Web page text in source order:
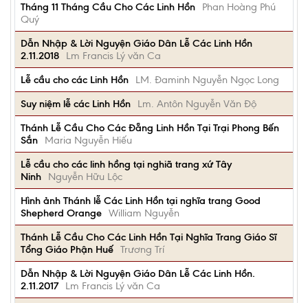
Tháng 11 Tháng Cầu Cho Các Linh Hồn
Phan Hoàng Phú
Quý
Dẫn Nhập & Lời Nguyện Giáo Dân Lễ Các Linh Hồn
2.11.2018
Lm Francis Lý văn Ca
Lễ cầu cho các Linh Hồn
LM. Đaminh Nguyễn Ngọc Long
Suy niệm lễ các Linh Hồn
Lm. Antôn Nguyễn Văn Độ
Thánh Lễ Cầu Cho Các Đẵng Linh Hồn Tại Trại Phong Bến
Sắn
Maria Nguyễn Hiếu
Lễ cầu cho các linh hồng tại nghiã trang xứ Tây
Ninh
Nguyễn Hữu Lộc
Hình ảnh Thánh lễ Các Linh Hồn tại nghĩa trang Good
Shepherd Orange William Nguyễn
Thánh Lễ Cầu Cho Các Linh Hồn Tại Nghĩa Trang Giáo Sĩ
Tổng Giáo Phận Huế Trương Trí
Dẫn Nhập & Lời Nguyện Giáo Dân Lễ Các Linh Hồn.
2.11.2017
Lm Francis Lý văn Ca